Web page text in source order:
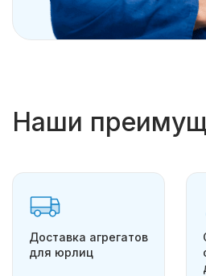
Наши
Доставка агрегатов
для юрлиц